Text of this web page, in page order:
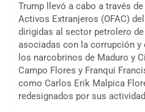
Trump llevó a cabo a través
Activos Extranjeros (OFAC)
dirigidas al sector petrolero
asociadas con la corrupción
los narcobrinos de Maduro y
Campo Flores y Franqui
como Carlos Erik Malpica
redesignados por sus